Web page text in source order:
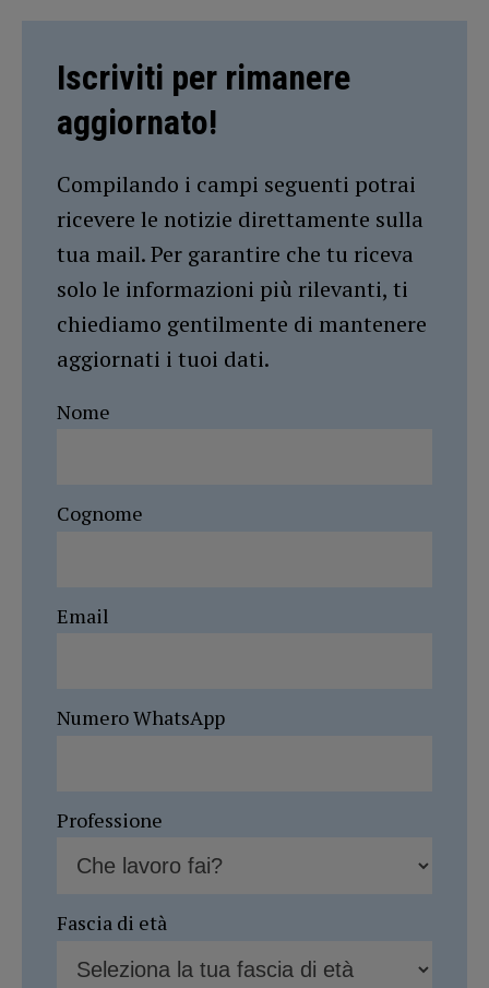
Iscriviti per rimanere
aggiornato!
Compilando i campi seguenti potrai
ricevere le notizie direttamente sulla
tua mail. Per garantire che tu riceva
solo le informazioni più rilevanti, ti
chiediamo gentilmente di mantenere
aggiornati i tuoi dati.
Nome
Cognome
Email
Numero WhatsApp
Professione
Fascia di età